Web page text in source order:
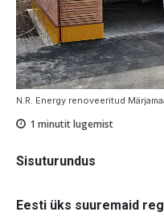
N.R. Energy renoveeritud
1 minutit lugemist
Sisuturundus
Eesti üks suuremaid